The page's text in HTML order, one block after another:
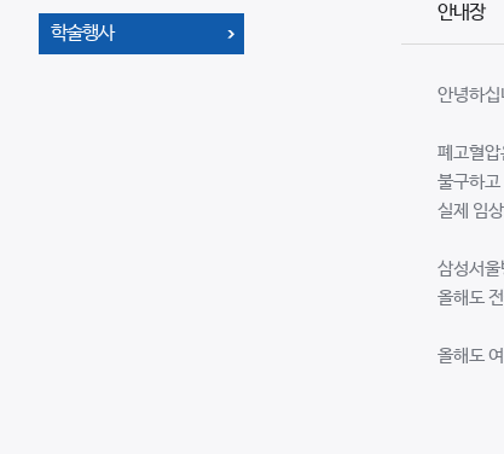
학술행사
안내장
안녕하
폐고혈
불구하고
실제 임
삼성서
올해도
올해도